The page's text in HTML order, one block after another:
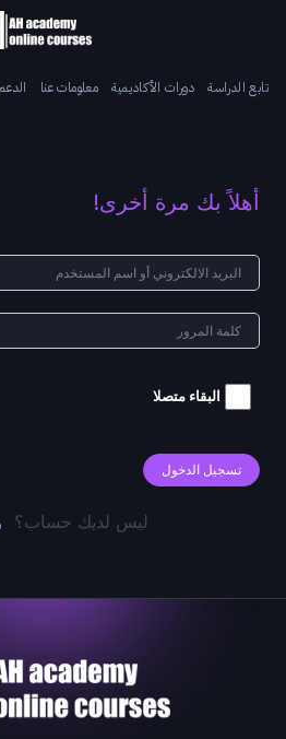
تابع الدراسة دورات الأكاديمية معلومات عنا
أهلاً بك مرة أخرى!
البقاء متصلا
تسجيل الدخول
ليس لديك حساب؟